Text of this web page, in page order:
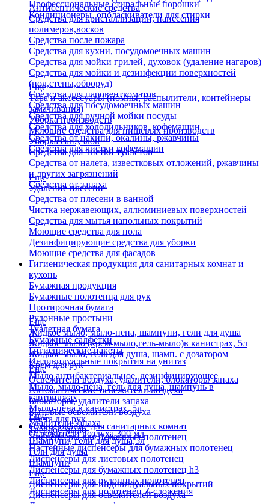
Профессиональные стиральные порошки
Кондиционеры, ополаскиватели для стирки
Антисептические средства
Средства для кристаллизации, нанесения
полимеров,восков
Средства после пожара
Средства для кухни, посудомоечных машин
Средства для мойки грилей, духовок (удаление нагаров)
Средства для мойки и дезинфекции поверхностей
(пол,стены,оброруд)
Средства для паровенткоматов
Средства для посудомоечных машин
Средства для ручной мойки посуды
Средства для холодильников, кофемашин
Средства от накипи, окалины, ржавчины
Средства для чистки кофемашин
Еще
Тара и аксессуары (помпы, распылители, контейнеры
замачивания)
Уборка производств
Моющие средства для пищевых производств
Уборка сан.узлов
Средства для чистки туалетов
Средства от налета, известковых отложений, ржавчины
и других загрязнений
Средства от запаха
Еще
Удаление плесени
Средства от плесени в ванной
Чистка нержавеющих, аллюминиевых поверхностей
Средства для мытья напольных покрытий
Моющие средства для пола
Дезинфицирующие средства для уборки
Моющие средства для фасадов
Гигиеническая продукция для санитарных комнат и
кухонь
Бумажная продукция
Бумажные полотенца для рук
Протирочная бумага
Рулонные простыни
Туалетная бумага
Бумажные салфетки
Гигиенические пакеты
Индивидуальные покрытия на унитаз
Еще
Жидкое мыло, мыло-пена, шампуни, гели для душа
Жидкое мыло (крем-мыло,гель-мыло)в канистрах, 5л
Жидкое мыло, гель для душа, шамп. с дозатором
Крем для рук
Мыло антибактериальное, дезинфицирующее
Мыло, мыло-пена, гель для душа, шампунь в
картриджах
Мыло-пена в канистрах, 5л
Паста для рук
Твердое мыло
Шампуни, гели для душа,5л
Гели для душа
Шампуни
Еще
Освежители воздуха, удалители, блокаторы запаха
Автоматические освежители воздуха
Блокаторы, удалители запаха
Бытовые освежители воздуха
Удалители запаха
Освежители воздуха 300 мл
Еще
Оборудование для санитарных комнат
Диспенсеры для бумажных полотенец
Настенные диспенсеры для бумажных полотенец
Диспенсеры для листовых полотенец
Диспенсеры для бумажных полотенец h3
Диспенсеры для рулонных полотенец
Диспенсеры для полотенец Z-сложения
Еще
Диспенсеры для индивидуальных покрытий
Диспенсеры для освежителей воздуха